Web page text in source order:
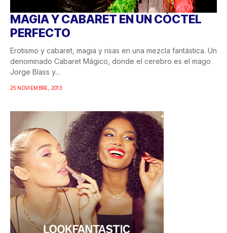
MAGIA Y CABARET EN UN CÓCTEL
PERFECTO
Erotismo y cabaret, magia y risas en una mezcla fantástica. Un
denominado Cabaret Mágico, donde el cerebro es el mago
Jorge Blass y...
25 NOVIEMBRE, 2013